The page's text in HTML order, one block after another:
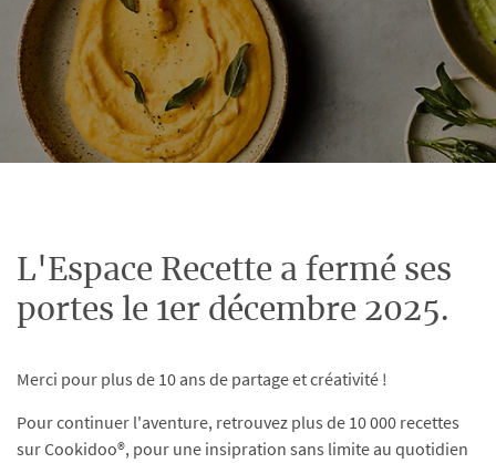
L'Espace Recette a fermé ses
portes le 1er décembre 2025.
Merci pour plus de 10 ans de partage et créativité !
Pour continuer l'aventure, retrouvez plus de 10 000 recettes
sur Cookidoo®, pour une insipration sans limite au quotidien